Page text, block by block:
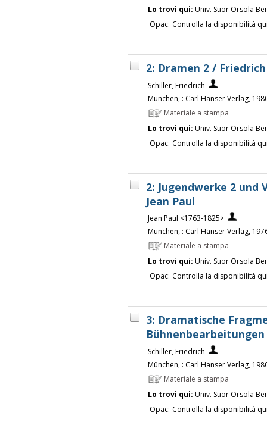
Lo trovi qui: Univ. Suor Orsola
Opac: Controlla la disponibilità
2: Dramen 2 /
Schiller, Friedrich
München, : Carl Hanser Verlag,
Materiale a stampa
Lo trovi qui: Univ. Suor Orsola
Opac: Controlla la disponibilità
2: Jugendwerke 2 und
Jean Paul
Jean Paul <1763-1825>
München, : Carl Hanser Verlag,
Materiale a stampa
Lo trovi qui: Univ. Suor Orsola
Opac: Controlla la disponibilità
3: Dramatische
Schiller, Friedrich
München, : Carl Hanser Verlag,
Materiale a stampa
Lo trovi qui: Univ. Suor Orsola
Opac: Controlla la disponibilità